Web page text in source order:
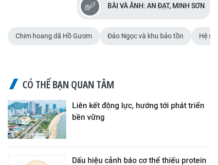
BÀI VÀ ẢNH: AN ĐẠT, MINH SƠN
Chim hoang dã Hồ Gươm Đảo Ngọc và khu bảo tồn Hệ
CÓ THỂ BẠN QUAN TÂM
Liên kết động lực, hướng tới phát triển
bền vững
Dấu hiệu cảnh báo cơ thể thiếu protein